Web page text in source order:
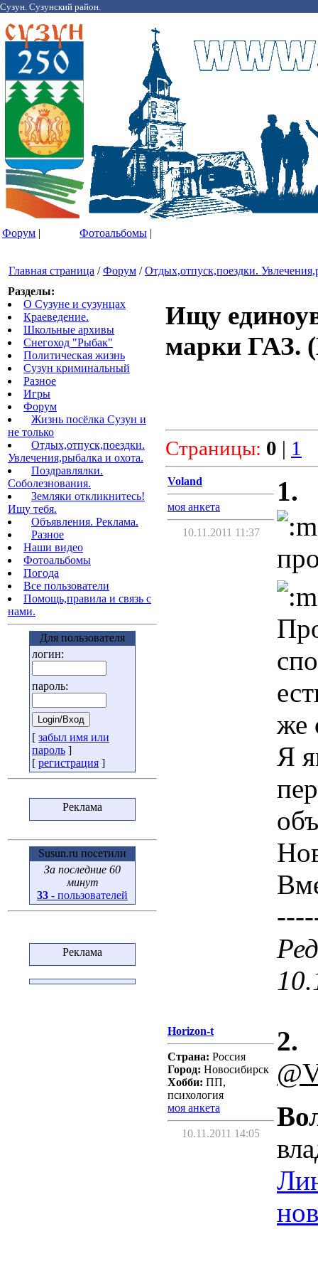
Сузун. Сузунский район.
Форум | Фотоальбомы |
Главная страница /Форум /Отдых,отпуск,поездки.
Разделы:
О Сузуне и сузунцах
Краеведение.
Школьные архивы
Снегоход "Рыбак"
Политическая жизнь
Сузун криминальный
Разное
Игры
Форум
Жизнь посёлка Сузун и
не только
Отдых,отпуск,поездки.
Увлечения,рыбалка и охота.
Поздравлялки.
Соболезнования.
Земляки откликнитесь!
Ищу тебя.
Объявления. Реклама.
Разное
Наши видео
Фотоальбомы
Погода
Все пользователи
Помощь,правила и связь с
нами.
Для пользователя
логин:
пароль:
[ забыл имя или
пароль ]
[ регистрация ]
Реклама
Susun.ru посетили
За последние 60
минут
33 - пользователей
Реклама
Ищу
марки ГАЗ.
Страницы: 0 | 1
Voland
моя анкета
10.11.2011 11:37
1.
же
Я
Horizon-t
Страна: Россия
Город: Новосибирск
Хобби: ПП,
психология
моя анкета
10.11.2011 14:05
2.